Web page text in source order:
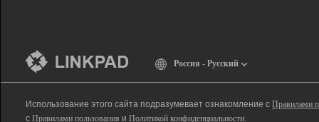
Россия - Русский
Использование этого сайта подразумевает ознакомление с Правилами
с Правилами пользования и Политикой конфиденциальности.